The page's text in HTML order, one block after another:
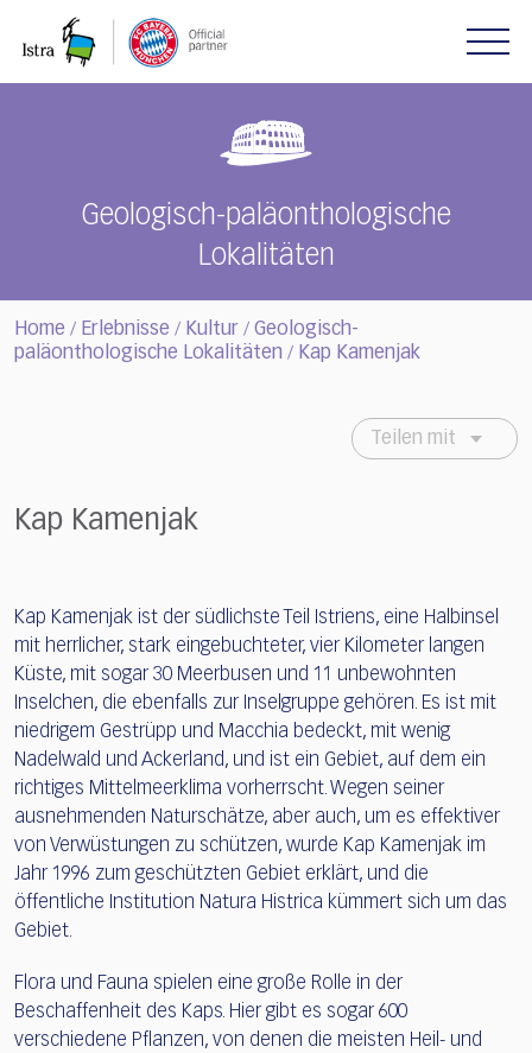
note:
Geologisch-paläonthologische
Lokalitäten
Home / Erlebnisse / Kultur / Geologisch-
paläonthologische Lokalitäten / Kap Kamenjak
Teilen mit
Kap Kamenjak
Kap Kamenjak ist der südlichste Teil Istriens, eine Halbinsel
mit herrlicher, stark eingebuchteter, vier Kilometer langen
Küste, mit sogar 30 Meerbusen und 11 unbewohnten
Inselchen, die ebenfalls zur Inselgruppe gehören. Es ist mit
niedrigem Gestrüpp und Macchia bedeckt, mit wenig
Nadelwald und Ackerland, und ist ein Gebiet, auf dem ein
richtiges Mittelmeerklima vorherrscht. Wegen seiner
ausnehmenden Naturschätze, aber auch, um es effektiver
von Verwüstungen zu schützen, wurde Kap Kamenjak im
Jahr 1996 zum geschützten Gebiet erklärt, und die
öffentliche Institution Natura Histrica kümmert sich um das
Gebiet.
Flora und Fauna spielen eine große Rolle in der
Beschaffenheit des Kaps. Hier gibt es sogar 600
verschiedene Pflanzen, von denen die meisten Heil- und